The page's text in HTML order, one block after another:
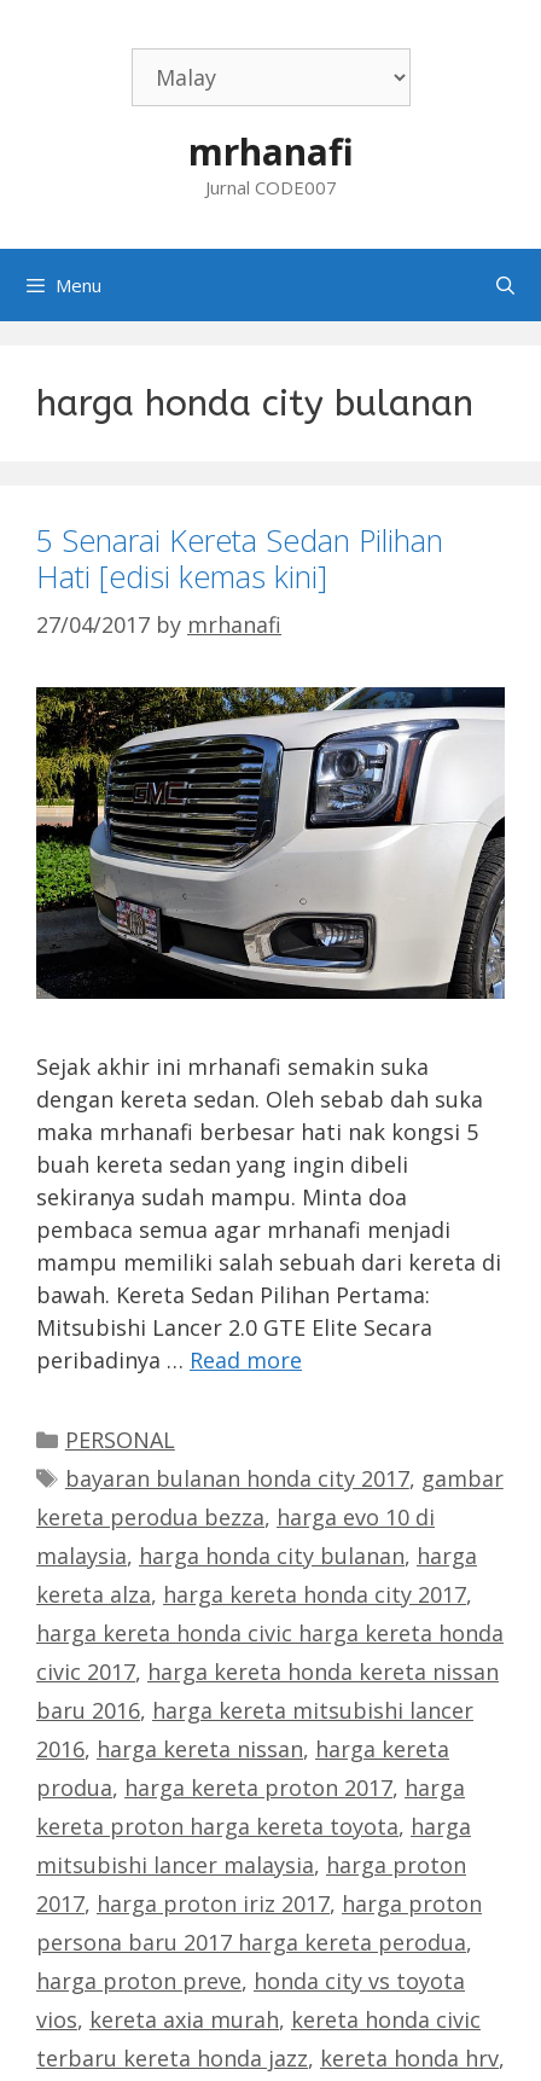
mrhanafi
Jurnal CODE007
Menu
harga honda city bulanan
5 Senarai Kereta Sedan Pilihan
Hati [edisi kemas kini]
27/04/2017 by mrhanafi
Sejak akhir ini mrhanafi semakin suka
dengan kereta sedan. Oleh sebab dah suka
maka mrhanafi berbesar hati nak kongsi 5
buah kereta sedan yang ingin dibeli
sekiranya sudah mampu. Minta doa
pembaca semua agar mrhanafi menjadi
mampu memiliki salah sebuah dari kereta di
bawah. Kereta Sedan Pilihan Pertama:
Mitsubishi Lancer 2.0 GTE Elite Secara
peribadinya … Read more
Categories
PERSONAL
Tags
bayaran bulanan honda city 2017, gambar
kereta perodua bezza, harga evo 10 di
malaysia, harga honda city bulanan, harga
kereta alza, harga kereta honda city 2017,
harga kereta honda civic harga kereta honda
civic 2017, harga kereta honda kereta nissan
baru 2016, harga kereta mitsubishi lancer
2016, harga kereta nissan, harga kereta
produa, harga kereta proton 2017, harga
kereta proton harga kereta toyota, harga
mitsubishi lancer malaysia, harga proton
2017, harga proton iriz 2017, harga proton
persona baru 2017 harga kereta perodua,
harga proton preve, honda city vs toyota
vios, kereta axia murah, kereta honda civic
terbaru kereta honda jazz, kereta honda hrv,